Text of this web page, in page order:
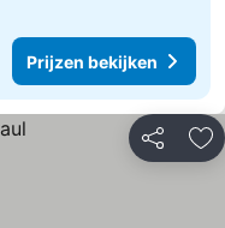
Prijzen bekijken
Delen